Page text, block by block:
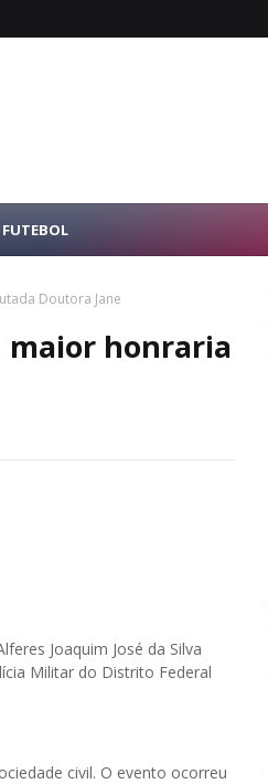
FUTEBOL
Doutora Jane
maior honraria
Joaquim José da Silva
Militar do Distrito Federal
civil. O evento ocorreu